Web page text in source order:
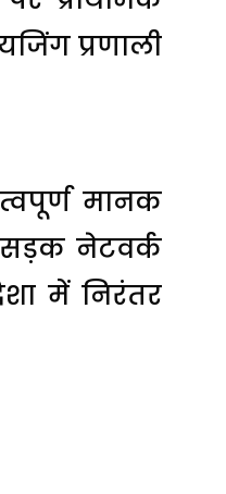
प्रणाली
मानक
सड़क नेटवर्क
में निरंतर